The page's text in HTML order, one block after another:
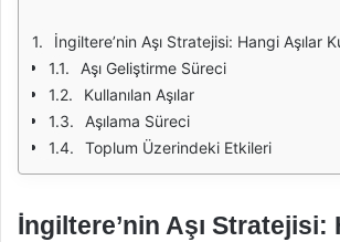
İngiltere’nin Aşı Stratejisi: Hangi Aşılar
Aşı Geliştirme Süreci
Kullanılan Aşılar
Aşılama Süreci
Toplum Üzerindeki Etkileri
İngiltere’nin Aşı Stratejisi: